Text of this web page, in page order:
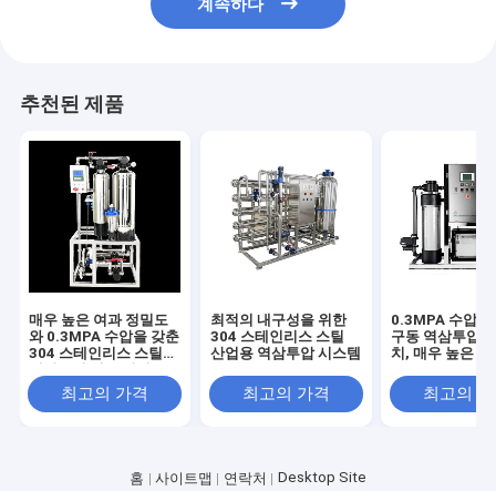
계속하다
추천된 제품
매우 높은 여과 정밀도
와 0.3MPA 수압을 갖춘
304 스테인리스 스틸
최고의 가격
최적의 내구성을 위한
304 스테인리스 스틸
산업용 역삼투압 시스템
최고의 가격
0.3MPA 수압
구동 역삼투압
치, 매우 높은 여
최고의
홈 사이트맵 연락처 Desktop Site